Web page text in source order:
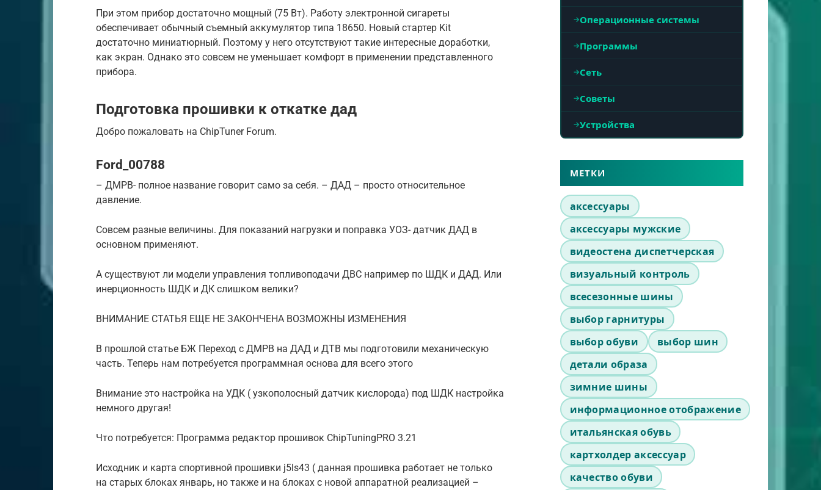
При этом прибор достаточно мощный (75 Вт). Работу электронной сигареты
обеспечивает обычный съемный аккумулятор типа 18650. Новый стартер Kit
достаточно миниатюрный. Поэтому у него отсутствуют такие интересные доработки,
как экран. Однако это совсем не уменьшает комфорт в применении представленного
прибора.
Подготовка прошивки к откатке дад
Добро пожаловать на ChipTuner Forum.
Ford_00788
– ДМРВ- полное название говорит само за себя. – ДАД – просто относительное
давление.
Совсем разные величины. Для показаний нагрузки и поправка УОЗ- датчик ДАД в
основном применяют.
А существуют ли модели управления топливоподачи ДВС например по ШДК и ДАД. Или
инерционность ШДК и ДК слишком велики?
ВНИМАНИЕ СТАТЬЯ ЕЩЕ НЕ ЗАКОНЧЕНА ВОЗМОЖНЫ ИЗМЕНЕНИЯ
В прошлой статье БЖ Переход с ДМРВ на ДАД и ДТВ мы подготовили механическую
часть. Теперь нам потребуется программная основа для всего этого
Внимание это настройка на УДК ( узкополосный датчик кислорода) под ШДК настройка
немного другая!
Что потребуется: Программа редактор прошивок ChipTuningPRO 3.21
Исходник и карта спортивной прошивки j5ls43 ( данная прошивка работает не только
на старых блоках январь, но также и на блоках с новой аппаратной реализацией –
Операционные системы
Программы
Сеть
Советы
Устройства
МЕТКИ
аксессуары
аксессуары мужские
видеостена диспетчерская
визуальный контроль
всесезонные шины
выбор гарнитуры
выбор обуви
выбор шин
детали образа
зимние шины
информационное отображение
итальянская обувь
картхолдер аксессуар
качество обуви